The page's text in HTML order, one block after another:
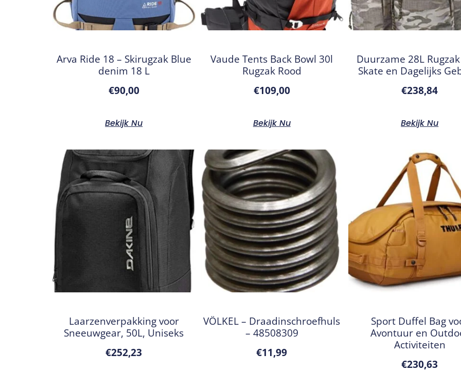
Arva Ride 18 – Skirugzak Blue
denim 18 L
€90,00
Bekijk Nu
Vaude Tents Back Bowl 30l
Rugzak Rood
€109,00
Bekijk Nu
Duurzame 28L
Skate en Dagelijks
€238,84
Bekijk Nu
Laarzenverpakking voor
Sneeuwgear, 50L, Uniseks
€252,23
VÖLKEL – Draadinschroefhuls
– 48508309
€11,99
Sport Duffel Bag
Avontuur en
Activiteiten
€230,63